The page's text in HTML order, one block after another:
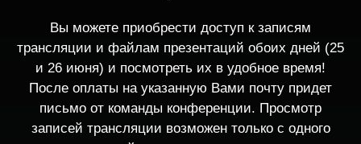
записей трансляции возможен только с одного
устройства единовременно.
По любым вопросам пишите
contact@conversations-ai.co m